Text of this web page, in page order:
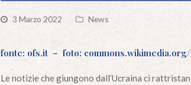
3 Marzo 2022 News
fonte: ofs.it – foto: commons.wikimedia.org/
Le notizie che giungono dall’Ucraina ci